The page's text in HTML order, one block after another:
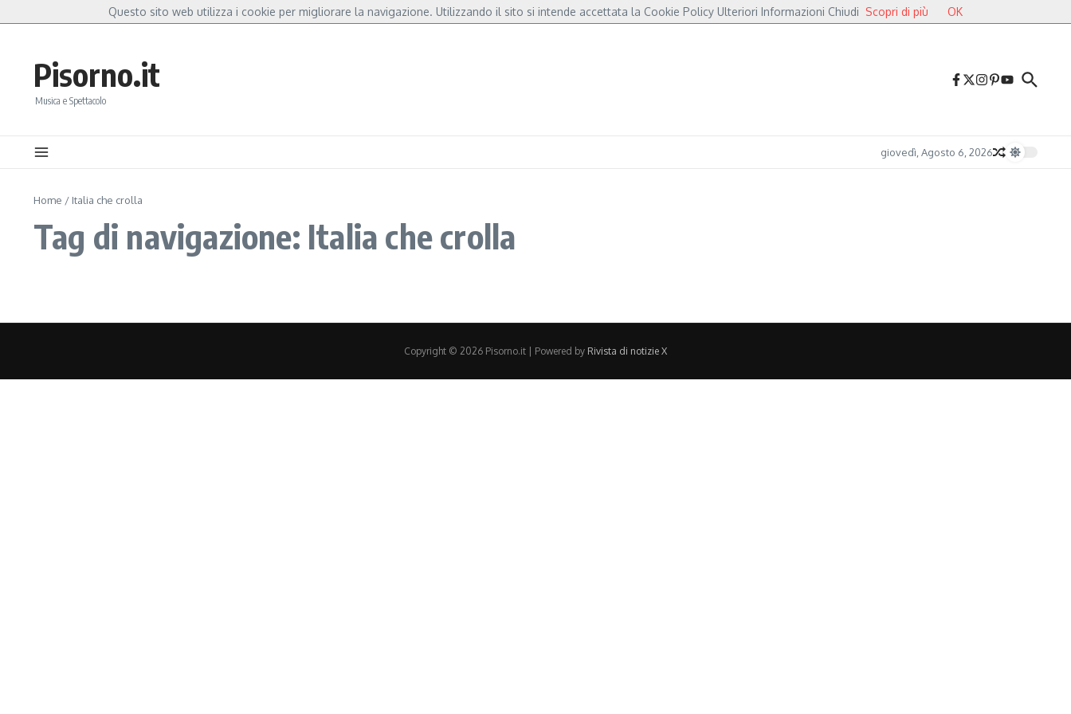
Fiorella Mannoia, a Capannori nasce “Anime Salve”: la data zero è un atto d’amore per De André e Fossati Fulminacci a Pisa, una serata “indispensabile” in Piazza dei Cavalieri Druga Godba 2026, il gran finale: dalla poesia del folk alle
Pisorno.it
Musica e Spettacolo
giovedì, Agosto 6, 2026
Home / Italia che crolla
Tag di navigazione: Italia che crolla
Copyright © 2026 Pisorno.it | Powered by Rivista di notizie X
Questo sito web utilizza i cookie per migliorare la navigazione. Utilizzando il sito si intende accettata la Cookie Policy Ulteriori Informazioni Chiudi Scopri di più OK